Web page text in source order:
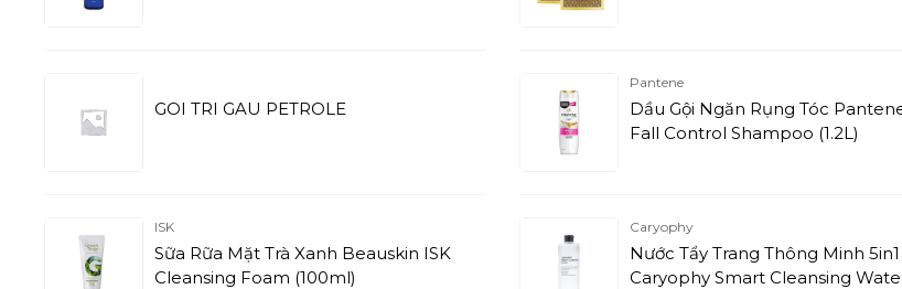
GOI TRI GAU PETROLE
ISK
Sữa Rữa Mặt Trà Xanh Beauskin ISK
Cleansing Foam (100ml)
Pantene
Dầu Gội Ngăn Rụng Tóc
Fall Control Shampoo (1.2L)
Caryophy
Nước Tẩy Trang Thông Minh 5in1
Caryophy Smart Cleansing